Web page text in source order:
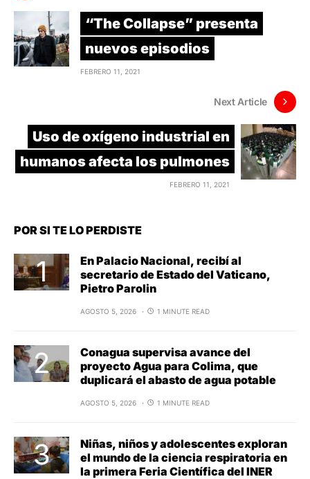
“The Collapse” presenta
nuevos episodios
FEBRERO 11, 2021
Next Article
Uso de oxígeno industrial en
humanos afecta los pulmones
FEBRERO 11, 2021
POR SI TE LO PERDISTE
En Palacio Nacional, recibí al
secretario de Estado del Vaticano,
Pietro Parolin
AGOSTO 5, 2026 1 MINUTE READ
Conagua supervisa avance del
proyecto Agua para Colima, que
duplicará el abasto de agua potable
AGOSTO 5, 2026 1 MINUTE READ
Niñas, niños y adolescentes exploran
el mundo de la ciencia respiratoria en
la primera Feria Científica del INER